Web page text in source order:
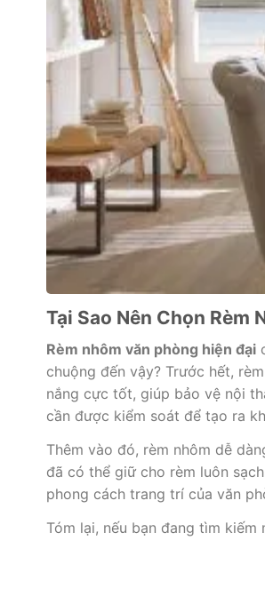
Tại Sao Nên Chọn Rèm
Rèm nhôm văn phòng hiện đại
chuộng đến vậy? Trước hết,
nắng cực tốt, giúp bảo vệ nội
cần được kiểm soát để tạo ra
Thêm vào đó, rèm nhôm dễ
đã có thể giữ cho rèm luôn
phong cách trang trí của văn
Tóm lại, nếu bạn đang tìm